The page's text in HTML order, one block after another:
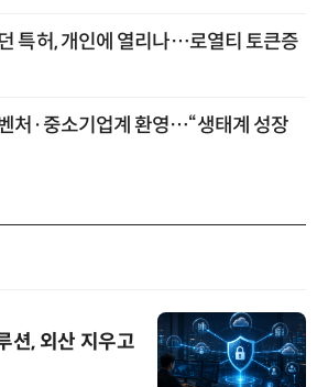
특허, 개인에 열리나…로열티 토큰증
처·중소기업계 환영…“생태계 성장
션, 외산 지우고